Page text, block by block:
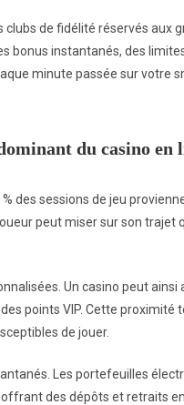
clubs de fidélité réservés
bonus instantanés, des
minute passée sur votre
du casino en
des sessions de jeu
peut miser sur son
Un casino peut
points VIP. Cette
de jouer.
Les portefeuilles
des dépôts et retraits